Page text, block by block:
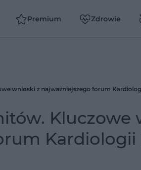
Premium Zdrowie
wnioski z najważniejszego forum
Kluczowe